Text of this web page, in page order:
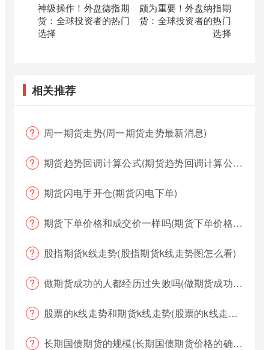
神级操作！外盘德指期
货：全球投资者的热门
选择
颇为重要！外盘纳指期
货：全球投资者的热门
选择
相关推荐
周一期货走势(周一期货走势最新消息)
期货趋势回调计算公式(期货趋势回调计算公式是什么)
期货闪电手开仓(期货闪电下单)
期货下单价格和成交价一样吗(期货下单价格哪个好?)
股指期货k线走势(股指期货k线走势图怎么看)
做期货成功的人都经历过失败吗(做期货成功的人都经历过失败吗为什么)
股票的k线走势和期货k线走势(股票的k线走势和期货k线走势一样吗)
长期国债期货的规模(长期国债期货价格的确定)